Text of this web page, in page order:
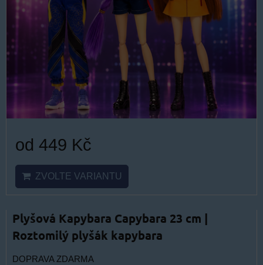
od 449 Kč
ZVOLTE VARIANTU
Plyšová Kapybara Capybara 23 cm |
Roztomilý plyšák kapybara
DOPRAVA ZDARMA